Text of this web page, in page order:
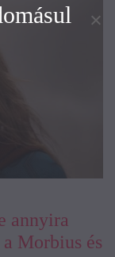
annyira
Morbius és